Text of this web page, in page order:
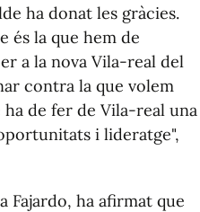
ha donat les gràcies.
és la que hem de
a la nova Vila-real del
contra la que volem
de fer de Vila-real una
i lideratge",
Fajardo, ha afirmat que